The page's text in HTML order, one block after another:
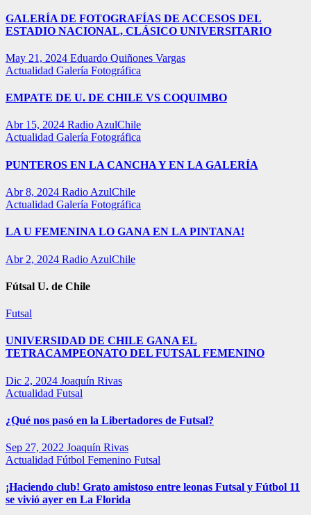
GALERÍA DE FOTOGRAFÍAS DE ACCESOS DEL
ESTADIO NACIONAL, CLÁSICO UNIVERSITARIO
May 21, 2024 Eduardo Quiñones Vargas
Actualidad Galería Fotográfica
EMPATE DE U. DE CHILE VS COQUIMBO
Abr 15, 2024 Radio AzulChile
Actualidad Galería Fotográfica
PUNTEROS EN LA CANCHA Y EN LA GALERÍA
Abr 8, 2024 Radio AzulChile
Actualidad Galería Fotográfica
LA U FEMENINA LO GANA EN LA PINTANA!
Abr 2, 2024 Radio AzulChile
Fútsal U. de Chile
Futsal
UNIVERSIDAD DE CHILE GANA EL
TETRACAMPEONATO DEL FUTSAL FEMENINO
Dic 2, 2024 Joaquín Rivas
Actualidad Futsal
¿Qué nos pasó en la Libertadores de Futsal?
Sep 27, 2022 Joaquín Rivas
Actualidad Fútbol Femenino Futsal
¡Haciendo club! Grato amistoso entre leonas Futsal y Fútbol 11
se vivió ayer en La Florida